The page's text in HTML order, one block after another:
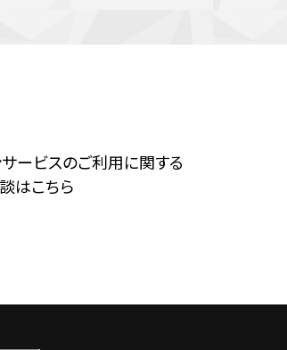
ービスのご利用に関する
はこちら